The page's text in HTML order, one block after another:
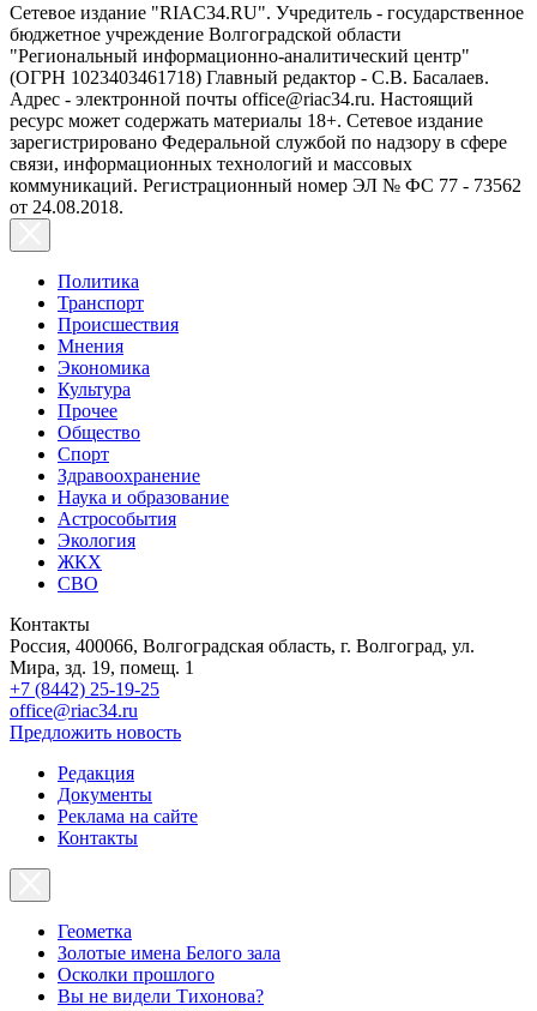
Сетевое издание "RIAC34.RU". Учредитель - государственное
бюджетное учреждение Волгоградской области
"Региональный информационно-аналитический центр"
(ОГРН 1023403461718) Главный редактор - С.В. Басалаев.
Адрес - электронной почты office@riac34.ru. Настоящий
ресурс может содержать материалы 18+. Сетевое издание
зарегистрировано Федеральной службой по надзору в сфере
связи, информационных технологий и массовых
коммуникаций. Регистрационный номер ЭЛ № ФС 77 - 73562
от 24.08.2018.
Политика
Транспорт
Происшествия
Мнения
Экономика
Культура
Прочее
Общество
Спорт
Здравоохранение
Наука и образование
Астрособытия
Экология
ЖКХ
СВО
Контакты
Россия, 400066, Волгоградская область, г. Волгоград, ул.
Мира, зд. 19, помещ. 1
+7 (8442) 25-19-25
office@riac34.ru
Предложить новость
Редакция
Документы
Реклама на сайте
Контакты
Геометка
Золотые имена Белого зала
Осколки прошлого
Вы не видели Тихонова?